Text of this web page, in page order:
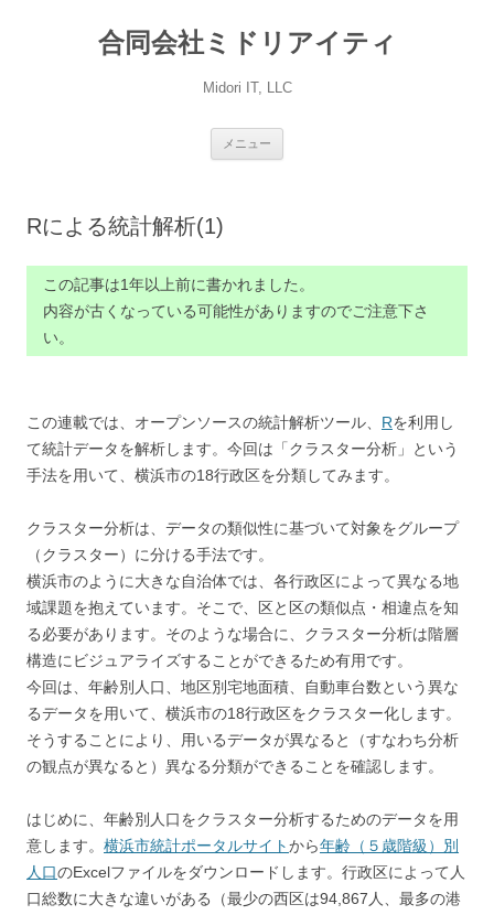
合同会社ミドリアイティ
Midori IT, LLC
メニュー
Rによる統計解析(1)
この記事は1年以上前に書かれました。
内容が古くなっている可能性がありますのでご注意下さ
い。
この連載では、オープンソースの統計解析ツール、 Rを利用し
て統計データを解析します。今回は「クラスター分析」という
手法を用いて、横浜市の18行政区を分類してみます。
クラスター分析は、データの類似性に基づいて対象をグループ
（クラスター）に分ける手法です。
横浜市のように大きな自治体では、各行政区によって異なる地
域課題を抱えています。そこで、区と区の類似点・相違点を知
る必要があります。そのような場合に、クラスター分析は階層
構造にビジュアライズすることができるため有用です。
今回は、年齢別人口、地区別宅地面積、自動車台数という異な
るデータを用いて、横浜市の18行政区をクラスター化します。
そうすることにより、用いるデータが異なると（すなわち分析
の観点が異なると）異なる分類ができることを確認します。
はじめに、年齢別人口をクラスター分析するためのデータを用
意します。 横浜市統計ポータルサイトから年齢（５歳階級）別
人口のExcelファイルをダウンロードします。行政区によって人
口総数に大きな違いがある（最少の西区は94,867人、最多の港